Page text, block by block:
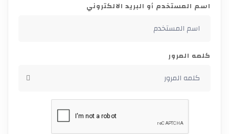
اسم المستخدم أو البريد الالكتروني
كلمه المرور